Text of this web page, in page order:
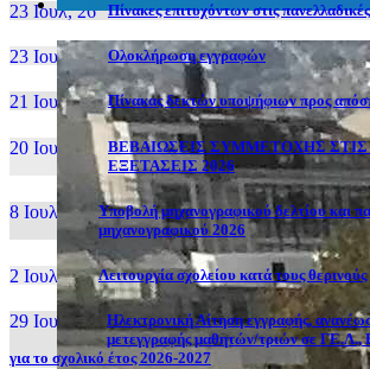
23 Ιουλ, 26 Πίνακες επιτυχόντων στις
23 Ιουλ, 26 Ολοκλήρωση εγγραφών
21 Ιουλ, 26 Πίνακας δεκτών υποψήφιων προς
20 Ιουλ, 26
ΒΕΒΑΙΩΣΕΙΣ ΣΥΜΜΕΤΟΧΗΣ
ΕΞΕΤΑΣΕΙΣ 2026
8 Ιουλ, 26
Υποβολή μηχανογραφικού δελτίου και
μηχανογραφικού 2026
2 Ιουλ, 26 Λειτουργία σχολείου κατά τους θερινούς
29 Ιουν, 26
Ηλεκτρονική Αίτηση εγγραφής,
μετεγγραφής μαθητών/τριών σε
για το σχολικό έτος 2026-2027